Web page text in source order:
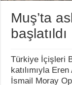
Amerikan
Eskimo
Friedrich Bergius
Onur Dilber
Muş’ta
başlatıldı
Türkiye İçişleri
katılımıyla
İsmail Moray